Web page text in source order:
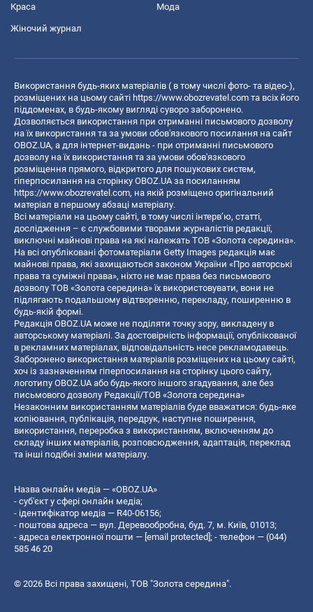
Краса Мода
Жіночий журнал
Використання будь-яких матеріалів ( в тому числі фото- та відео-),
розміщених на цьому сайті https://www.obozrevatel.com та всіх його
піддоменах, в будь-якому вигляді суворо заборонено.
Дозволяється використання при отриманні письмового дозволу
на їх використання та за умови обов'язкового посилання на сайт
OBOZ.UA, а для інтернет-видань - при отриманні письмового
дозволу на їх використання та за умови обов'язкового
розміщення прямого, відкритого для пошукових систем,
гіперпосилання на сторінку OBOZ.UA за посиланням
https://www.obozrevatel.com, на якій розміщено оригінальний
матеріал в першому абзаці матеріалу.
Всі матеріали на цьому сайті, в тому числі інтерв’ю, статті,
дослідження – є службовими творами журналістів редакції,
виключні майнові права на які належать ТОВ «Золота середина».
На всі опубліковані фотоматеріали Getty Images редакція має
майнові права, які захищаються законом України «Про авторські
права та суміжні права», ніхто не має права без письмового
дозволу ТОВ «Золота середина» їх використовувати, вони не
підлягають подальшому відтворенню, перекладу, поширенню в
будь-якій формі.
Редакція OBOZ.UA може не поділяти точку зору, викладену в
авторському матеріалі. За достовірність інформації, опублікованої
в рекламних матеріалах, відповідальність несе рекламодавець.
Заборонено використання матеріалів розміщених на цьому сайті,
хоч із зазначенням гіперпосилання на сторінку цього сайту,
логотипу OBOZ.UA або будь-якого іншого згадування, але без
письмового дозволу Редакції/ТОВ «Золота середина»
Незаконним використанням матеріалів буде вважатися: будь-яке
копiювання, публiкацiя, передрук, наступне поширення,
використання, переробка з використанням, включенням до
складу інших матеріалів, розповсюдження, адаптація, переклад
та інші подібні зміни матеріалу.
Назва онлайн медіа — «OBOZ.UA»
- суб'єкт у сфері онлайн медіа;
- ідентифікатор медіа — R40-06156;
- поштова адреса — вул. Деревообробна, буд. 7, м. Київ, 01013;
- адреса електронної пошти — [email protected]; - телефон — (044)
585 46 20
© 2026 Всі права захищені, ТОВ "Золота середина".